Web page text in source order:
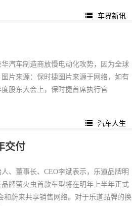
车界新讯
汽车制造商放慢电动化攻势，因为全球
片来源：保时捷图片来源于网络，如有
股东大会上，保时捷首席执行官
汽车人生
交付
、董事长、CEO李斌表示，乐道品牌明
牌萤火虫首款车型将在明年上半年正式
和蔚来共享销售网络。对于乐道品牌的换